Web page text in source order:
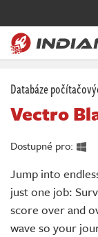
Magazín
Recenze
Videa
Soutěže
Databáze
Databáze
Vectro
Dostupné pro:
Jump into
just one job:
score over and
wave so your